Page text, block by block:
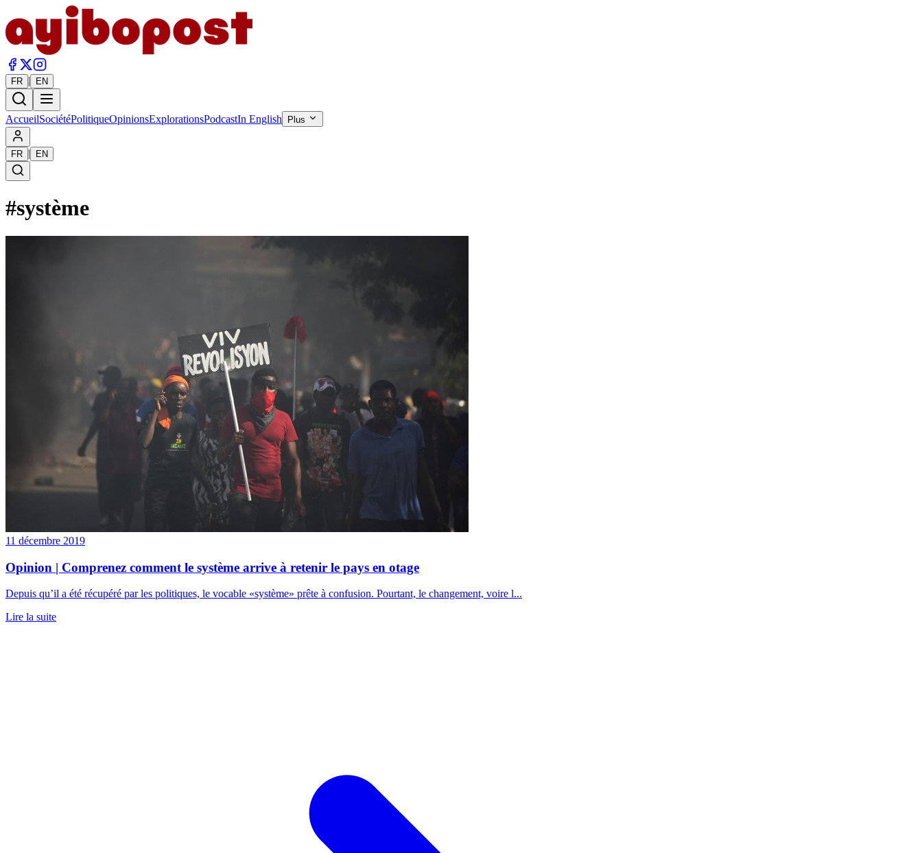
FR | EN
AccueilSociétéPolitiqueOpinionsExplorationsPodcastIn English Plus
FR | EN
#système
11 décembre 2019
Opinion | Comprenez comment le système arrive à retenir le pays en otage
Depuis qu’il a été récupéré par les politiques, le vocable «système» prête à confusion. Pourtant, le changement, voire l...
Lire la suite